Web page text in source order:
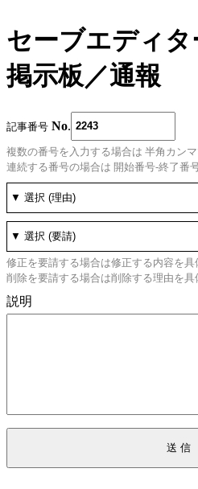
セーブエディタ
掲示板／通報
記事番号 No
複数の番号を入力する場合は 半角カン
連続する番号の場合は 開始番号-終了番
修正を要請する場合は修正する内容を
削除を要請する場合は削除する理由を
説明
送信